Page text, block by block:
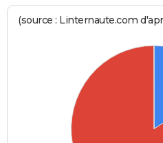
(source : Linternaute.com